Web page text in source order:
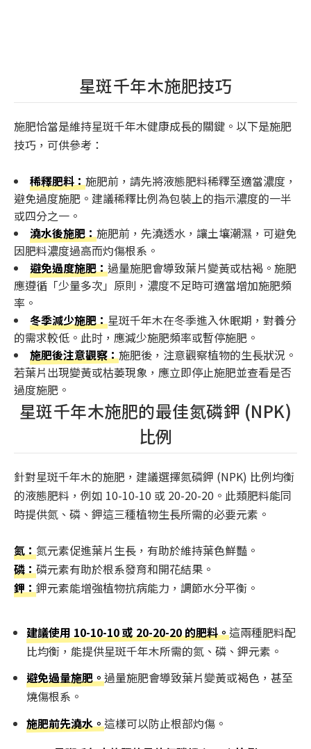
星斑千年木施肥技巧
施肥恰當是維持星斑千年木健康成長的關鍵。以下是施肥
技巧，可供參考：
稀釋肥料： 施肥前，請先將液態肥料稀釋至適當濃度，
避免過度施肥。建議稀釋比例為包裝上的指示濃度的一半
或四分之一。
澆水後施肥：施肥前，先澆透水，讓土壤潮濕，可避免
因肥料濃度過高而灼傷根系。
避免過度施肥：過量施肥會導致葉片變黃或枯褐。施肥
應遵循「少量多次」原則，濃度不足時可適當增加施肥頻
率。
冬季減少施肥：星斑千年木在冬季進入休眠期，對養分
的需求較低。此时，應減少施肥頻率或暫停施肥。
施肥後注意觀察：施肥後，注意觀察植物的生長狀況。
若葉片出現變黃或枯萎現象，應立即停止施肥並查看是否
過度施肥。
星斑千年木施肥的最佳氮磷鉀 (NPK)
比例
針對星斑千年木的施肥，建議選擇氮磷鉀 (NPK) 比例均衡
的液態肥料，例如 10-10-10 或 20-20-20。此類肥料能同
時提供氮、磷、鉀這三種植物生長所需的必要元素。
氮：氮元素促進葉片生長，有助於維持葉色鮮豔。
磷：磷元素有助於根系發育和開花結果。
鉀：鉀元素能增強植物抗病能力，調節水分平衡。
建議使用 10-10-10 或 20-20-20 的肥料。這兩種肥料配
比均衡，能提供星斑千年木所需的氮、磷、鉀元素。
避免過量施肥。過量施肥會導致葉片變黃或褐色，甚至
燒傷根系。
施肥前先澆水。這樣可以防止根部灼傷。